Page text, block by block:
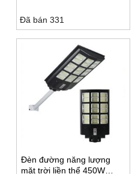
Đã bán 331
Đèn đường năng lượng
mặt trời liền thể 450W